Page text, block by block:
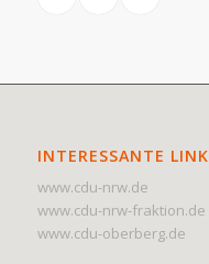
www.cdu-nrw-fraktion.de
www.cdu-oberberg.de